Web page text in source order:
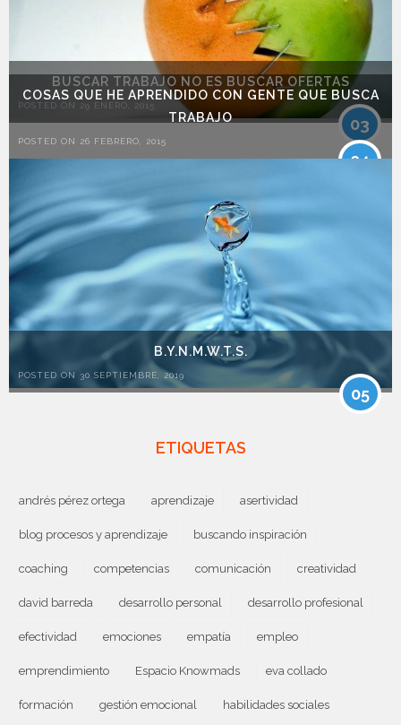
BUSCAR TRABAJO NO ES BUSCAR OFERTAS
POSTED ON 29 ENERO, 2015
03
COSAS QUE HE APRENDIDO CON GENTE QUE BUSCA
TRABAJO
POSTED ON 26 FEBRERO, 2015
04
B.Y.N.M.W.T.S.
POSTED ON 30 SEPTIEMBRE, 2019
05
ETIQUETAS
andrés pérez ortega aprendizaje asertividad
blog procesos y aprendizaje buscando inspiración
coaching competencias comunicación creatividad
david barreda desarrollo personal desarrollo profesional
efectividad emociones empatía empleo
emprendimiento Espacio Knowmads eva collado
formación gestión emocional habilidades sociales